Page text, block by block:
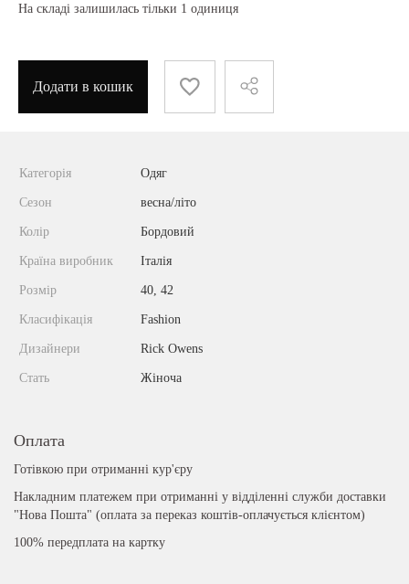
На складі залишилась тільки 1 одиниця
Додати в кошик
Категорія Одяг
Сезон весна/літо
Колір Бордовий
Країна виробник Італія
Розмір 40, 42
Класифікація Fashion
Дизайнери Rick Owens
Стать Жіноча
Оплата
Готівкою при отриманні кур'єру
Накладним платежем при отриманні у відділенні служби доставки
"Нова Пошта" (оплата за переказ коштів-оплачується клієнтом)
100% передплата на картку